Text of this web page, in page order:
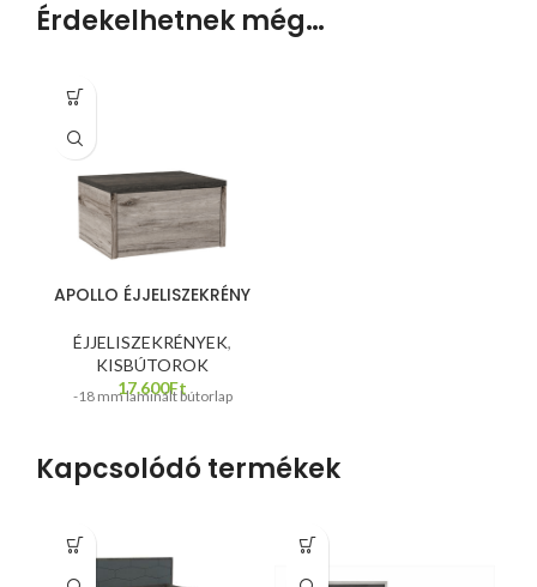
Érdekelhetnek még…
APOLLO ÉJJELISZEKRÉNY
ÉJJELISZEKRÉNYEK,
KISBÚTOROK
17.600Ft
-18 mm laminált bútorlap
Kapcsolódó termékek